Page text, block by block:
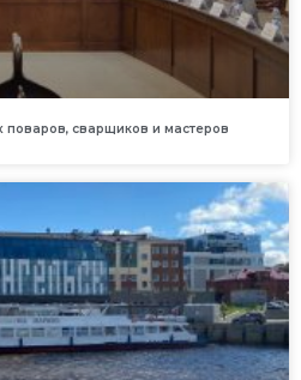
сварщиков и мастеров